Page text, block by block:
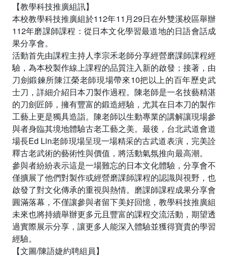
【教學科技推廣組訊】
本校教學科技推廣組於112年11月29日在外雙溪校區舉辦
112年磨課師課程：從日本文化學習最道地的日語會話成
果分享會­。
活動首先由課程主持人李宗禾老師分享經營磨課師課程經
驗，為本校製作線上課程的品質注入新的啟發；接著，由
刀劍鍛鍊所陳江榮老師現場帶來10把以上的百年歷史武
士刀，詳細介紹日本刀製作過程。陳老師是一名技藝精湛
的刀劍匠師，擁有豐富的鍛造經驗，尤其在日本刀的製作
工藝上更是獨具造詣。陳老師以生動專業的講解讓現場參
與者身臨其境地體驗古老工藝之美。最後，台北武道會道
場長Ed Lin老師現場呈現一場精采的古武道表演，完美詮
釋古老武術的藝術性與價值，將活動氣氛推向最高潮。
參與者紛紛表示這是一場難忘的日本文化體驗，分享會不
僅擴展了他們對製作或經營磨課師課程的認識與視野，也
啟發了對文化傳承的重視與熱情。磨課師課程成果分享會
圓滿落幕，不僅讓參與者留下美好回憶，教學科技推廣組
未來也將持續舉辦更多元且豐富的課程交流活動，期望透
過實際展示分享，讓更多人能深入體驗並獲得寶貴的學習
經驗。
【文圖/陳語婕約聘組員】